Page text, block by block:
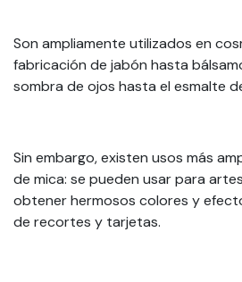
Son ampliamente utilizados en
fabricación de jabón hasta
sombra de ojos hasta el esmalte
Sin embargo, existen usos más
de mica: se pueden usar para
obtener hermosos colores y
de recortes y tarjetas.